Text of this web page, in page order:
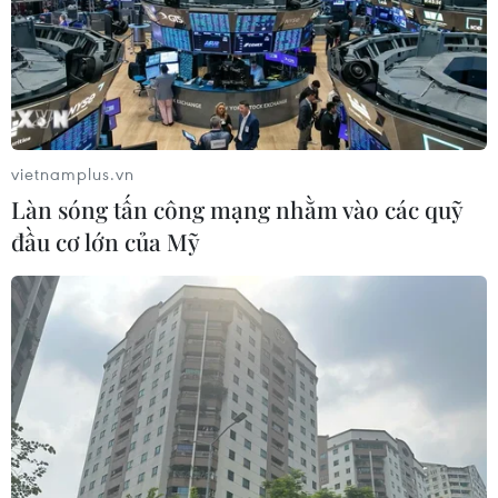
04/08/2026 07:55
Làng nghề Vạn Phúc: Nâng tầm không gian trải
nghiệm, sáng tạo và gìn giữ di sản
04/08/2026 07:36
Hệ thống tượng thờ độc đáo làm nên giá trị đặc
biệt của đền Cửa Ông
04/08/2026 07:36
Khám phá Okayama - thành phố phía Tây của Nhật
Bản
04/08/2026 07:19
Quảng Ngãi: Chiêm ngưỡng cảnh sắc tuyệt đẹp
của gành Đá Đỏ
04/08/2026 07:08
vietnamplus.vn
Làn sóng tấn công mạng nhằm vào các quỹ
đầu cơ lớn của Mỹ